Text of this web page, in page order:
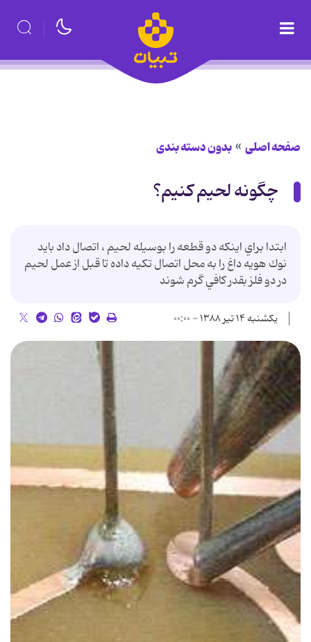
صفحه اصلی بدون دسته بندی
چگونه لحیم کنیم؟
ابتدا براي اينكه دو قطعه را بوسيله لحيم ، اتصال داد بايد
نوك هويه داغ را به محل اتصال تكيه داده تا قبل از عمل لحيم
در دو فلز بقدر كافي گرم شوند
یکشنبه ۱۴ تیر ۱۳۸۸ - ۰۰:۰۰